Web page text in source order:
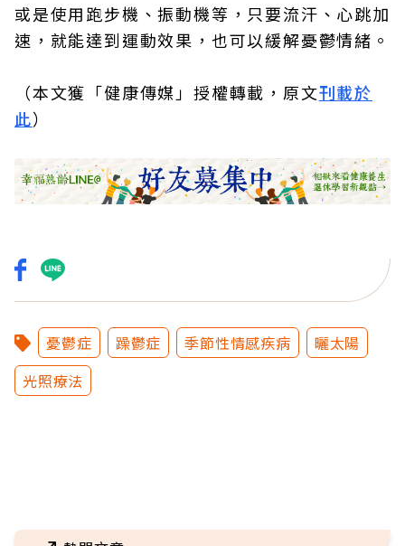
或是使用跑步機、振動機等，只要流汗、心跳加
速，就能達到運動效果，也可以緩解憂鬱情緒。
（本文獲「健康傳媒」授權轉載，原文刊載於
此）
憂鬱症 躁鬱症 季節性情感疾病
曬太陽
光照療法